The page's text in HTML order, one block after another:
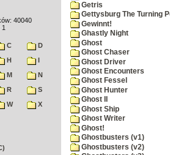
40040
C
D
H
I
M
N
R
S
W
X
Getris
Gettysburg The Turning
Gewinnt!
Ghastly Night
Ghost
Ghost Chaser
Ghost Driver
Ghost Encounters
Ghost Fessel
Ghost Hunter
Ghost II
Ghost Ship
Ghost Writer
Ghost!
Ghostbusters (v1)
Ghostbusters (v2)